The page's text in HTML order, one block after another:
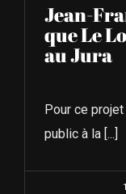
Jean-
que Le
au Jura
Pour ce
public à la [...]